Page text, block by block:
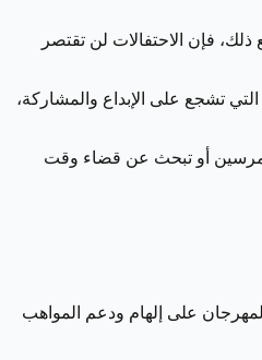
فإن الاحتفالات لن تقتصر
تشجع على الإبداع والمشاركة،
أو تبحث عن قضاء وقت
من 190 عملاً فنيًا وأكثر من 500 نشاط في 40 موقعًا في الرياض. يعمل المهرجان على إلهام ودعم المواهب